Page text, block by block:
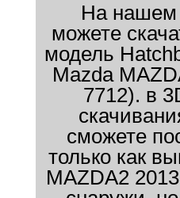
На
можете
модель
Mazda
7712). в
сможете
только как
MAZDA2